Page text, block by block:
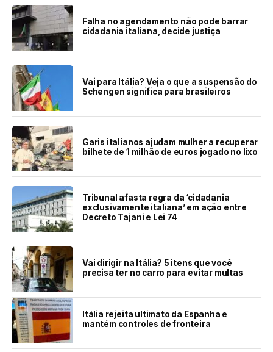
Falha no agendamento não pode barrar
cidadania italiana, decide justiça
Vai para Itália? Veja o que a suspensão do
Schengen significa para brasileiros
Garis italianos ajudam mulher a recuperar
bilhete de 1 milhão de euros jogado no lixo
Tribunal afasta regra da ‘cidadania
exclusivamente italiana’ em ação entre
Decreto Tajani e Lei 74
Vai dirigir na Itália? 5 itens que você
precisa ter no carro para evitar multas
Itália rejeita ultimato da Espanha e
mantém controles de fronteira